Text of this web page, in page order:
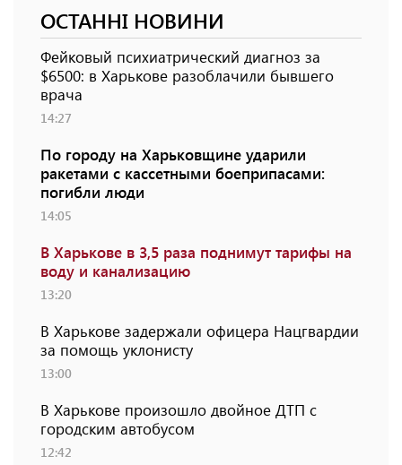
ОСТАННІ НОВИНИ
Фейковый психиатрический диагноз за
$6500: в Харькове разоблачили бывшего
врача
14:27
По городу на Харьковщине ударили
ракетами с кассетными боеприпасами:
погибли люди
14:05
В Харькове в 3,5 раза поднимут тарифы на
воду и канализацию
13:20
В Харькове задержали офицера Нацгвардии
за помощь уклонисту
13:00
В Харькове произошло двойное ДТП с
городским автобусом
12:42